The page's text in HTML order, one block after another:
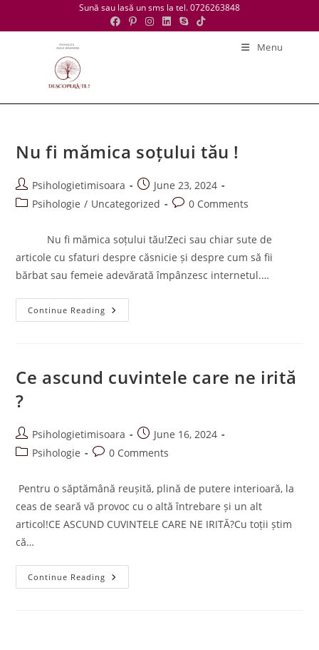
Sună sau lasă un sms la tel. 0726263848
Menu
Nu fi mămica soțului tău !
Post
author:
Psihologietimisoara
Post
published:
June 23, 2024
PostPsihologie / Uncategorized
Post0 Comments
Nu fi mămica soțului tău!Zeci sau chiar sute de
articole cu sfaturi despre căsnicie și despre cum să fii
bărbat sau femeie adevărată împânzesc internetul.…
Continue Reading Nu
Fi
Ce ascund cuvintele care ne irită
?
Post
author:
Psihologietimisoara
Post
published:
June 16, 2024
PostPsihologie
Post0 Comments
Pentru o săptămână reușită, plină de putere interioară, la
ceas de seară vă provoc cu o altă întrebare și un alt
articol!CE ASCUND CUVINTELE CARE NE IRITĂ?Cu toții știm
că…
Continue Reading Ce
Ascund